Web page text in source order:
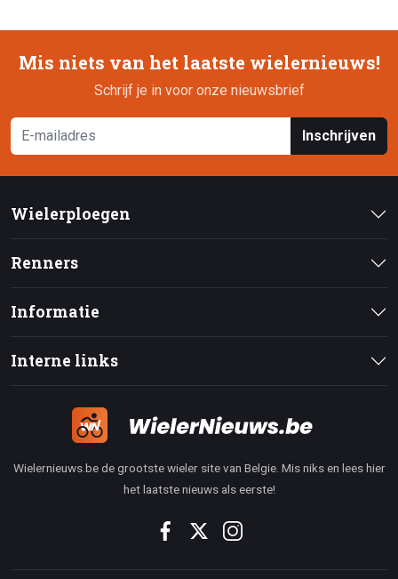
Mis niets van het laatste wielernieuws!
Schrijf je in voor onze nieuwsbrief
Inschrijven
Wielerploegen
Renners
Informatie
Interne links
Wielernieuws.be de grootste wieler site van Belgie. Mis niks en lees hier
het laatste nieuws als eerste!